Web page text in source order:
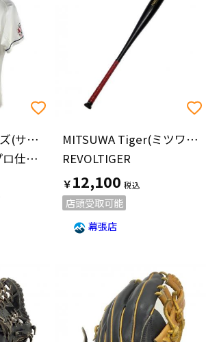
埼玉西武ライオンズ(サイタマセイブライオンズ)
【35】牧田和久 プロ仕様モデル・実使用モデル
MITSUWA Tiger(ミツワタイガー)
REVOLTIGER
￥12,100
店頭受取可能
幕張店